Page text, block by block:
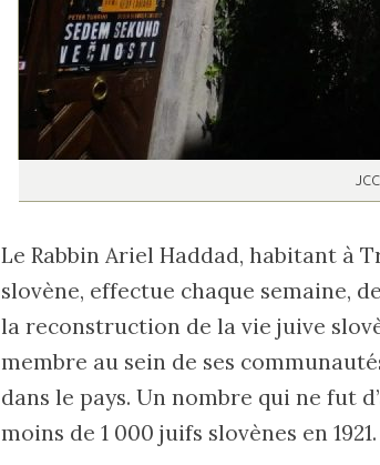
Le Rabbin Ariel Haddad, habitant à
slovène, effectue chaque semaine,
la reconstruction de la vie juive
membre au sein de ses
dans le pays. Un nombre qui ne fut
moins de 1 000 juifs slovènes en 1921.